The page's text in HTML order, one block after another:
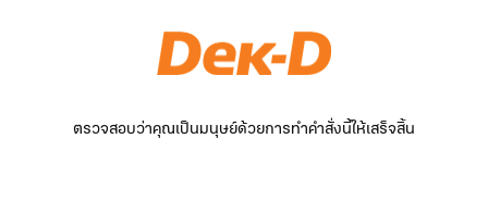
ตรวจสอบว่าคุณเป็นมนุษย์ด้วยการทำคำสั่งนี้ให้เสร็จสิ้น